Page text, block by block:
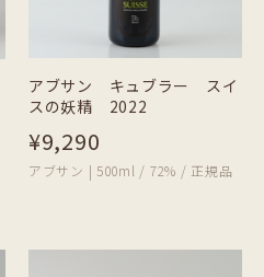
アブサン キュブラー スイ
スの妖精 2022
¥9,290
アブサン | 500ml / 72% / 正規品